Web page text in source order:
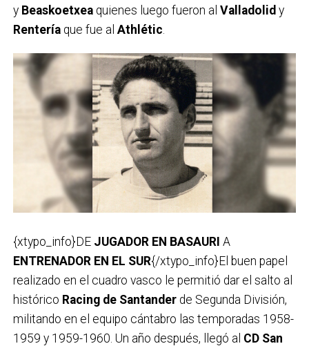
y Beaskoetxeaquienes luego fueron al Valladolid y
Renteríaque fue al Athlétic
{xtypo_info}DE JUGADOR EN BASAURI A
ENTRENADOR EN EL SUR{/xtypo_info}El buen papel
realizado en el cuadro vasco le permitió dar el salto al
histórico Racing de Santanderde Segunda División,
militando en el equipo cántabro las temporadas 1958-
1959 y 1959-1960. Un año después, llegó al CD San